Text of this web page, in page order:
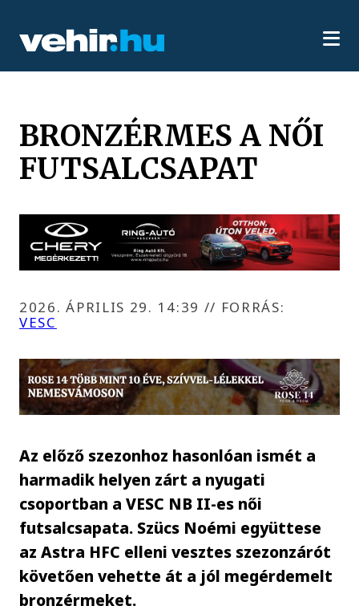
BRONZÉRMES A NŐI
FUTSALCSAPAT
2026. ÁPRILIS 29. 14:39 // FORRÁS:
VESC
Az előző szezonhoz hasonlóan ismét a
harmadik helyen zárt a nyugati
csoportban a VESC NB II-es női
futsalcsapata. Szücs Noémi együttese
az Astra HFC elleni vesztes szezonzárót
követően vehette át a jól megérdemelt
bronzérmeket.